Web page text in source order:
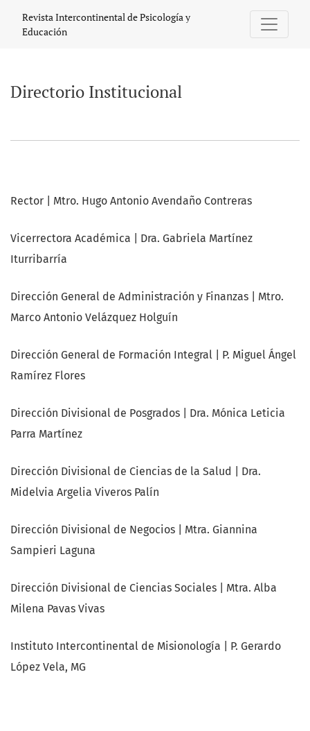
Directorio Institucional
Revista Intercontinental de Psicología y
Educación
Directorio Institucional
Rector | Mtro. Hugo Antonio Avendaño Contreras
Vicerrectora Académica | Dra. Gabriela Martínez
Iturribarría
Dirección General de Administración y Finanzas | Mtro.
Marco Antonio Velázquez Holguín
Dirección General de Formación Integral | P. Miguel Ángel
Ramírez Flores
Dirección Divisional de Posgrados | Dra. Mónica Leticia
Parra Martínez
Dirección Divisional de Ciencias de la Salud | Dra.
Midelvia Argelia Viveros Palín
Dirección Divisional de Negocios | Mtra. Giannina
Sampieri Laguna
Dirección Divisional de Ciencias Sociales | Mtra. Alba
Milena Pavas Vivas
Instituto Intercontinental de Misionología | P. Gerardo
López Vela, MG